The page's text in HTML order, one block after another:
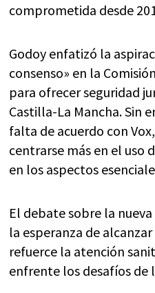
comprometida desde
Godoy enfatizó la
consenso» en la
para ofrecer seguridad
Castilla-La Mancha. Sin
falta de acuerdo con
centrarse más en el uso
en los aspectos
El debate sobre la
la esperanza de
refuerce la atención
enfrente los desafíos de